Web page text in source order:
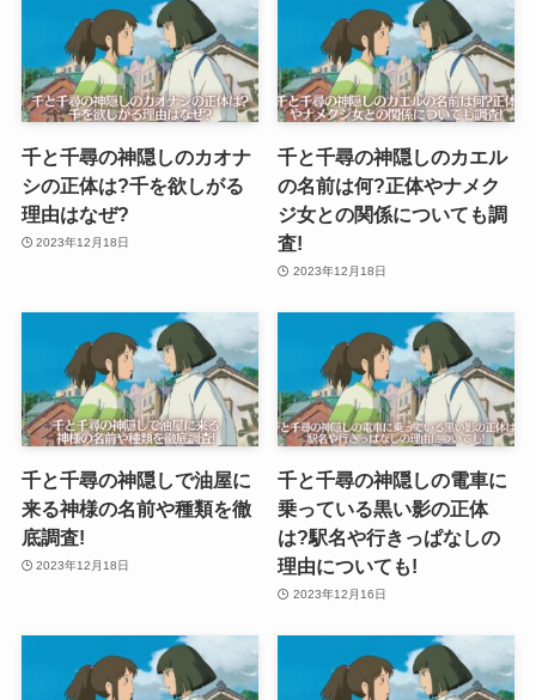
千と千尋の神隠しのカオナ
シの正体は?千を欲しがる
理由はなぜ?
2023年12月18日
千と千尋の神隠しのカエル
の名前は何?正体やナメク
ジ女との関係についても調
査!
2023年12月18日
千と千尋の神隠しで油屋に
来る神様の名前や種類を徹
底調査!
2023年12月18日
千と千尋の神隠しの電車に
乗っている黒い影の正体
は?駅名や行きっぱなしの
理由についても!
2023年12月16日